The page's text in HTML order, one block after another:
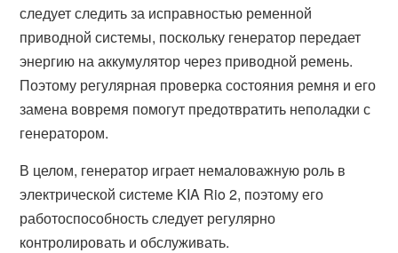
следует следить за исправностью ременной
приводной системы, поскольку генератор передает
энергию на аккумулятор через приводной ремень.
Поэтому регулярная проверка состояния ремня и его
замена вовремя помогут предотвратить неполадки с
генератором.
В целом, генератор играет немаловажную роль в
электрической системе KIA Rio 2, поэтому его
работоспособность следует регулярно
контролировать и обслуживать.